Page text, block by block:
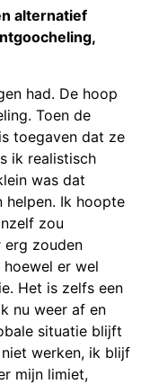
alternatief
had. De hoop
Toen de
toegaven dat ze
ik realistisch
was dat
helpen. Ik hoopte
zou
erg zouden
er wel
Het is zelfs een
nu weer af en
situatie blijft
werken, ik blijf
mijn limiet,